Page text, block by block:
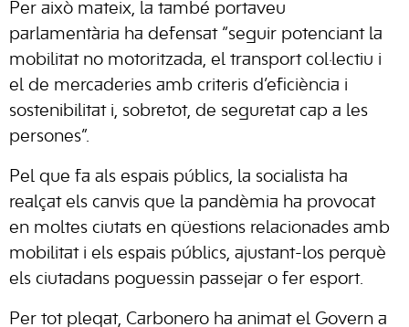
Per això mateix, la també portaveu
parlamentària ha defensat “seguir potenciant la
mobilitat no motoritzada, el transport col·lectiu i
el de mercaderies amb criteris d’eficiència i
sostenibilitat i, sobretot, de seguretat cap a les
persones”.
Pel que fa als espais públics, la socialista ha
realçat els canvis que la pandèmia ha provocat
en moltes ciutats en qüestions relacionades amb
mobilitat i els espais públics, ajustant-los perquè
els ciutadans poguessin passejar o fer esport.
Per tot plegat, Carbonero ha animat el Govern a